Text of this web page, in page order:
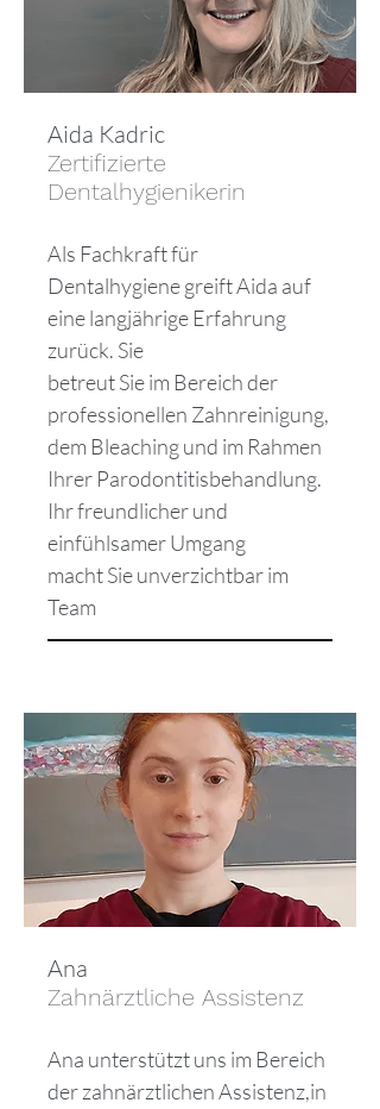
Aida Kadric
Zertifizierte
Dentalhygienikerin
Als Fachkraft für
Dentalhygiene greift Aida auf
eine langjährige Erfahrung
zurück. Sie
betreut Sie im Bereich der
professionellen Zahnreinigung,
dem Bleaching und im Rahmen
Ihrer Parodontitisbehandlung.
Ihr freundlicher und
einfühlsamer Umgang
macht Sie unverzichtbar im
Team
Ana
Zahnärztliche Assistenz
Ana unterstützt uns im Bereich
der zahnärztlichen Assistenz,in